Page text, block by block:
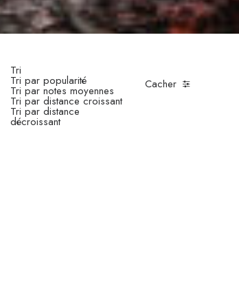
Cacher
Tri
Tri par popularité
Tri par notes moyennes
Tri par distance croissant
Tri par distance
décroissant